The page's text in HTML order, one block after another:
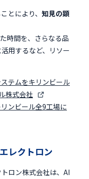
とにより、 知見の顕
時間を、さらなる品
用するなど、リソー
テムをキリンビール
株式会社
ンビール全9工場に
レクトロン
ロン株式会社は、AI